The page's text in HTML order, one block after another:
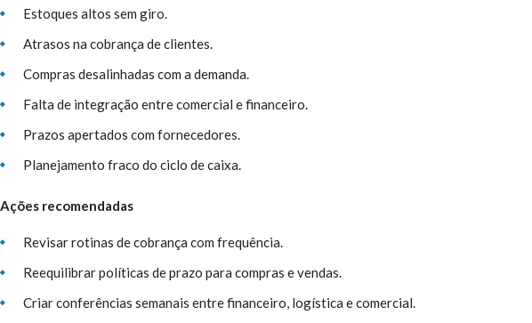
Estoques altos sem giro.
Atrasos na cobrança de clientes.
Compras desalinhadas com a demanda.
Falta de integração entre comercial e financeiro.
Prazos apertados com fornecedores.
Planejamento fraco do ciclo de caixa.
Ações recomendadas
Revisar rotinas de cobrança com frequência.
Reequilibrar políticas de prazo para compras e vendas.
Criar conferências semanais entre financeiro, logística e comercial.